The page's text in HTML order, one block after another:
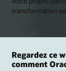
transformation
Regardez ce
comment